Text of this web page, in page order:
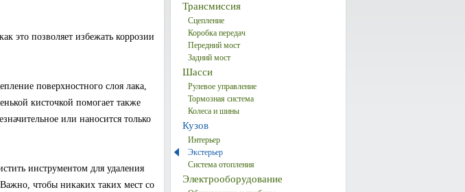
это позволяет избежать коррозии
поверхностного слоя лака,
кисточкой помогает также
или наносится только
инструментом для удаления
чтобы никаких таких мест со
Трансмиссия
Сцепление
Коробка передач
Передний мост
Задний мост
Шасси
Рулевое управление
Тормозная система
Колеса и шины
Кузов
Интерьер
Экстерьер
Система отопления
Электрооборудование